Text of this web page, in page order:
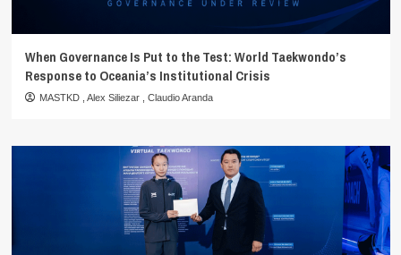
When Governance Is Put to the Test: World Taekwondo’s
Response to Oceania’s Institutional Crisis
MASTKD Alex Siliezar Claudio Aranda